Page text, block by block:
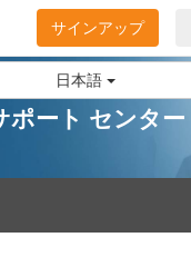
日本語
サインアップ
ポート センター